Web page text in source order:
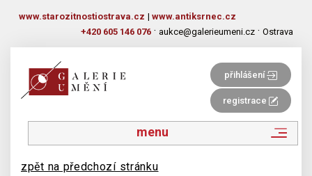
www.starozitnostiostrava.cz | www.antiksrnec.cz
+420 605 146 076 · aukce@galerieumeni.cz · Ostrava
přihlášení
registrace
menu
zpět na předchozí stránku